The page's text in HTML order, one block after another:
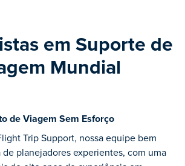
em Suporte de
Mundial
de Viagem Sem Esforço
Trip Support, nossa equipe bem
planejadores experientes, com uma